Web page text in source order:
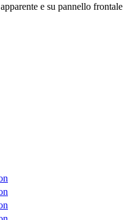
e su pannello frontale